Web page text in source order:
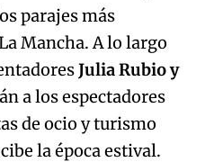
parajes más
Mancha. A lo largo
Julia Rubio y
a los espectadores
de ocio y turismo
la época estival.